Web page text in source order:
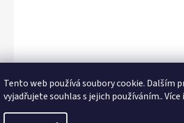
Tento web používá soubory cookie. Dalším
vyjadřujete souhlas s jejich používáním..